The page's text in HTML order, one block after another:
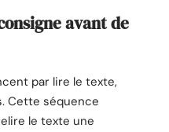
avant de
par lire le texte,
Cette séquence
le texte une